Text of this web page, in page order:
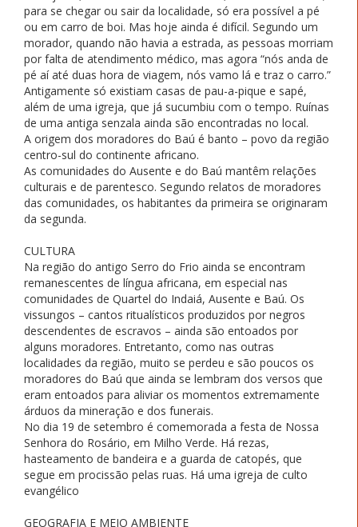
para se chegar ou sair da localidade, só era possível a pé
ou em carro de boi. Mas hoje ainda é difícil. Segundo um
morador, quando não havia a estrada, as pessoas morriam
por falta de atendimento médico, mas agora “nós anda de
pé aí até duas hora de viagem, nós vamo lá e traz o carro.”
Antigamente só existiam casas de pau-a-pique e sapé,
além de uma igreja, que já sucumbiu com o tempo. Ruínas
de uma antiga senzala ainda são encontradas no local.
A origem dos moradores do Baú é banto – povo da região
centro-sul do continente africano.
As comunidades do Ausente e do Baú mantêm relações
culturais e de parentesco. Segundo relatos de moradores
das comunidades, os habitantes da primeira se originaram
da segunda.
CULTURA
Na região do antigo Serro do Frio ainda se encontram
remanescentes de língua africana, em especial nas
comunidades de Quartel do Indaiá, Ausente e Baú. Os
vissungos – cantos ritualísticos produzidos por negros
descendentes de escravos – ainda são entoados por
alguns moradores. Entretanto, como nas outras
localidades da região, muito se perdeu e são poucos os
moradores do Baú que ainda se lembram dos versos que
eram entoados para aliviar os momentos extremamente
árduos da mineração e dos funerais.
No dia 19 de setembro é comemorada a festa de Nossa
Senhora do Rosário, em Milho Verde. Há rezas,
hasteamento de bandeira e a guarda de catopés, que
segue em procissão pelas ruas. Há uma igreja de culto
evangélico
GEOGRAFIA E MEIO AMBIENTE